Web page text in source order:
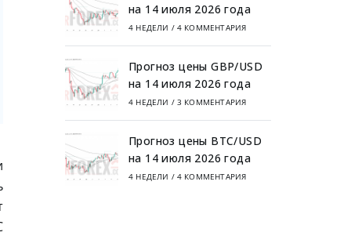
на 14 июля 2026 года
4 НЕДЕЛИ / 4 КОММЕНТАРИЯ
Прогноз цены GBP/USD
на 14 июля 2026 года
4 НЕДЕЛИ / 3 КОММЕНТАРИЯ
Прогноз цены BTC/USD
на 14 июля 2026 года
4 НЕДЕЛИ / 4 КОММЕНТАРИЯ